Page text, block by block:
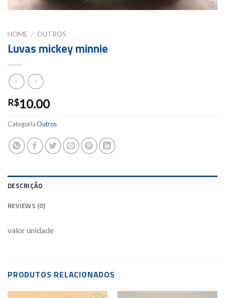
HOME / OUTROS
Luvas mickey minnie
R$10.00
CategoriaOutros
DESCRIÇÃO
REVIEWS (0)
valor unidade
PRODUTOS RELACIONADOS